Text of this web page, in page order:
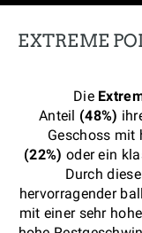
EXTREME
Die
Anteil (48%)
Geschoss mit
(22%) oder ein
Durch
hervorragender
mit einer sehr